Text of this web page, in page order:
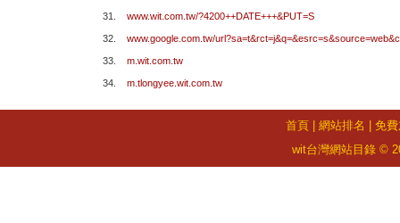
31. www.wit.com.tw/?4200++DATE+++&PUT=S
32. www.google.com.tw/
33. m.wit.com.tw
34. m.tlongyee.wit.com.tw
首頁| 網站排名
免
wit台灣網站目錄 ©